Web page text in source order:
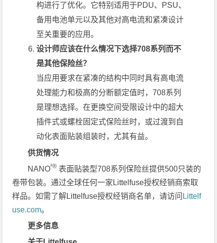
构进行了优化。它特别适用于PDU、PSU、
备用电池单元以及其他对高电流和紧凑设计
至关重要的应用。
设计师应该在什么情况下选择708系列而不
是其他保险丝？
当应用要求在紧凑的结构中同时具有高电流
处理能力和极高的分断额定值时，708系列
是理想选择。在更换空间受限设计中的超大
插件式或螺栓固定式保险丝时，或过渡到自
动化表面贴装组装时，尤其有益。
供货情况
NANO²® 表面贴装型708系列保险丝提供500只装的
卷带包装。通过全球任何一家Littelfuse授权经销商索取
样品。如需了解Littelfuse授权经销商名单，请访问 Littelf
use.com。
更多信息